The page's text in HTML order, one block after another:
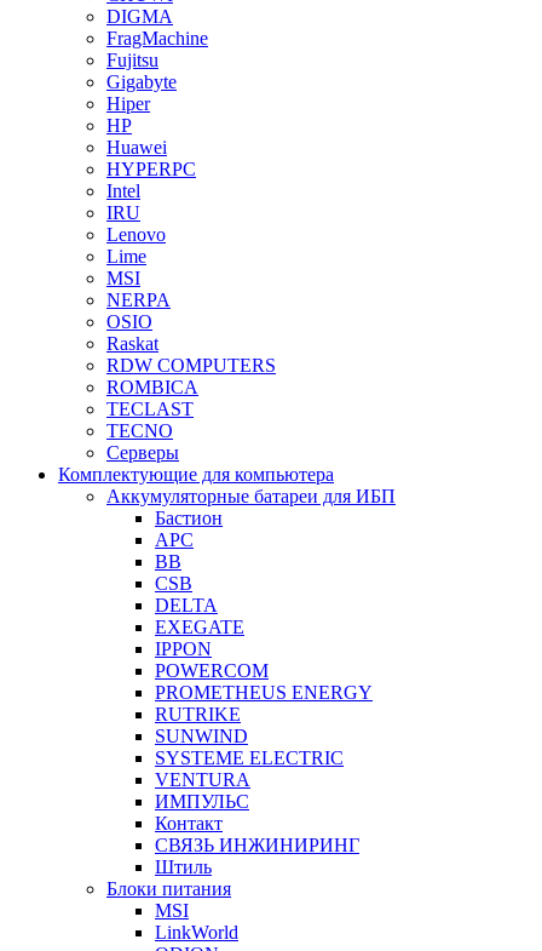
DIGMA
FragMachine
Fujitsu
Gigabyte
Hiper
HP
Huawei
HYPERPC
Intel
IRU
Lenovo
Lime
MSI
NERPA
OSIO
Raskat
RDW COMPUTERS
ROMBICA
TECLAST
TECNO
Серверы
Комплектующие для компьютера
Аккумуляторные батареи для ИБП
Бастион
APC
BB
CSB
DELTA
EXEGATE
IPPON
POWERCOM
PROMETHEUS ENERGY
RUTRIKE
SUNWIND
SYSTEME ELECTRIC
VENTURA
ИМПУЛЬС
Контакт
СВЯЗЬ ИНЖИНИРИНГ
Штиль
Блоки питания
MSI
LinkWorld